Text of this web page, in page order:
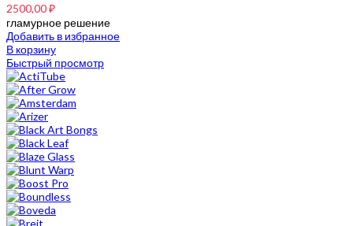
2500,00₽
гламурное решение
Добавить в избранное
В корзину
Быстрый просмотр